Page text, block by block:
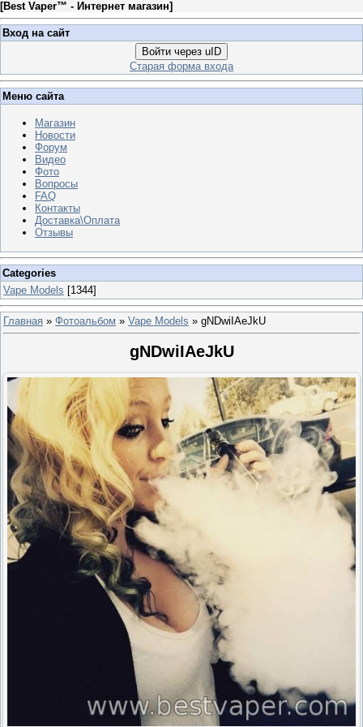
[Best Vaper™ - Интернет магазин]
Вход на сайт
Войти через uID
Старая форма входа
Меню сайта
Магазин
Новости
Форум
Видео
Фото
Вопросы
FAQ
Контакты
Доставка\Оплата
Отзывы
Categories
Vape Models [1344]
Главная » Фотоальбом » Vape Models » gNDwiIAeJkU
gNDwiIAeJkU